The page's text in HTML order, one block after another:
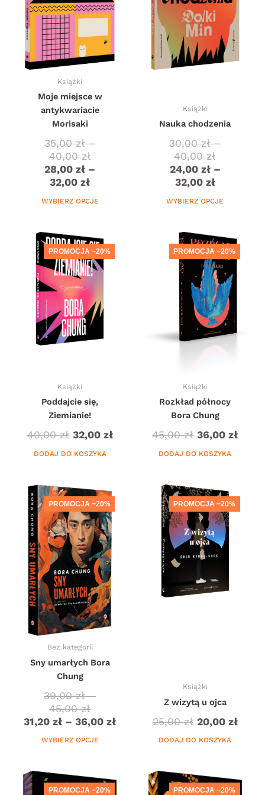
Książki
Moje miejsce w
antykwariacie
Morisaki
35,00zł –
40,00zł
28,00zł –
32,00zł
WYBIERZ OPCJE
można
wybrać
stronie
produktu
Książki
Nauka chodzenia
30,00zł –
40,00zł
24,00 zł –
32,00 zł
WYBIERZ OPCJE
można
wybrać
na
stronie
produktu
PROMOCJA −20%
Książki
Poddajcie się,
Ziemianie!
40,00zł 32,00 zł
DODAJ DO KOSZYKA
PROMOCJA −20%
Książki
Rozkład północy
Bora Chung
45,00zł 36,00zł
DODAJ DO KOSZYKA
PROMOCJA −20%
Bez kategorii
Sny umarłych Bora
Chung
39,00zł –
45,00zł
Zakres
cen:
od
39,00 zł
do
45,00 zł
31,20zł – 36,00zł
WYBIERZ OPCJE
Ten
produkt
ma
wiele
wariantów.
Opcje
można
wybrać
na
stronie
produktu
PROMOCJA −20%
Książki
Z wizytą u ojca
25,00zł 20,00 zł
DODAJ DO KOSZYKA
PROMOCJA −20%
Zakres
cen:
Zakres
cen:
Ten
produkt
PROMOCJA −20%
Zakres
cen:
Ten
produkt